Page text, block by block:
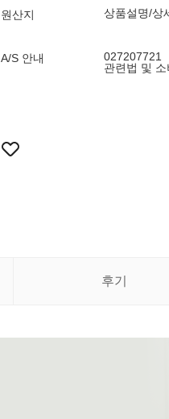
원산지 상품설명/상
A/S 안내
027207721
관련법 및
후기